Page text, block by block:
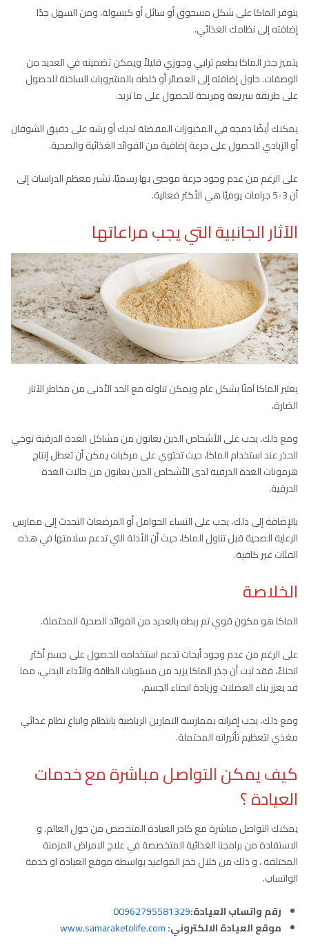
يتوفر الماكا على شكل مسحوق أو سائل أو كبسولة، ومن السهل جدًا
إضافته إلى نظامك الغذائي.
يتميز جذر الماكا بطعم ترابي وجوزي قليلاً ويمكن تضمينه في العديد من
الوصفات. حاول إضافته إلى العصائر أو خلطه بالمشروبات الساخنة للحصول
على طريقة سريعة ومريحة للحصول على ما تريد.
يمكنك أيضًا دمجه في المخبوزات المفضلة لديك أو رشه على دقيق الشوفان
أو الزبادي للحصول على جرعة إضافية من الفوائد الغذائية والصحية.
على الرغم من عدم وجود جرعة موصى بها رسميًا، تشير معظم الدراسات إلى
أن 3-5 جرامات يوميًا هي الأكثر فعالية.
الآثار الجانبية التي يجب مراعاتها
يعتبر الماكا آمنًا بشكل عام ويمكن تناوله مع الحد الأدنى من مخاطر الآثار
الضارة.
ومع ذلك، يجب على الأشخاص الذين يعانون من مشاكل الغدة الدرقية توخي
الحذر عند استخدام الماكا، حيث تحتوي على مركبات يمكن أن تعطل إنتاج
هرمونات الغدة الدرقية لدى الأشخاص الذين يعانون من حالات الغدة
الدرقية.
بالإضافة إلى ذلك، يجب على النساء الحوامل أو المرضعات التحدث إلى ممارس
الرعاية الصحية قبل تناول الماكا، حيث أن الأدلة التي تدعم سلامتها في هذه
الفئات غير كافية.
الخلاصة
الماكا هو مكون قوي تم ربطه بالعديد من الفوائد الصحية المحتملة.
على الرغم من عدم وجود أبحاث تدعم استخدامه للحصول على جسم أكثر
انحناءً، فقد ثبت أن جذر الماكا يزيد من مستويات الطاقة والأداء البدني، مما
قد يعزز بناء العضلات وزيادة انحناء الجسم.
ومع ذلك، يجب إقرانه بممارسة التمارين الرياضية بانتظام واتباع نظام غذائي
مغذي لتعظيم تأثيراته المحتملة.
كيف يمكن التواصل مباشرة مع خدمات
العيادة ؟
يمكنك التواصل مباشرة مع كادر العيادة المتخصص من حول العالم. و
الاستفادة من برامجنا الغذائية المتخصصة في علاج الامراض المزمنة
المختلفة ، و ذلك من خلال حجز المواعيد بواسطة موقع العيادة او خدمة
الواتساب.
رقم واتساب العيادة:00962795581329
موقع العيادة الالكتروني:www.samaraketolife.com